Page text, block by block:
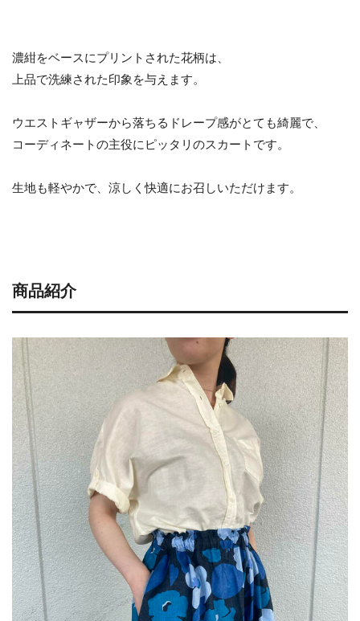
濃紺をベースにプリントされた花柄は、
上品で洗練された印象を与えます。
ウエストギャザーから落ちるドレープ感がとても綺麗で、
コーディネートの主役にピッタリのスカートです。
生地も軽やかで、涼しく快適にお召しいただけます。
商品紹介